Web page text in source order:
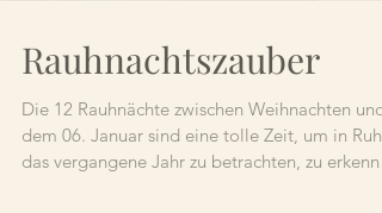
Rauhnachtszauber
Die 12 Rauhnächte zwischen Weihnachten und
dem 06. Januar sind eine tolle Zeit, um in Ruhe
das vergangene Jahr zu betrachten, zu